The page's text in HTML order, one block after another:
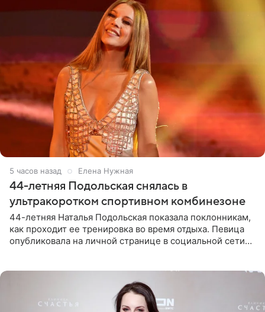
5 часов назад Елена Нужная
44-летняя Подольская снялась в
ультракоротком спортивном комбинезоне
44-летняя Наталья Подольская показала поклонникам,
как проходит ее тренировка во время отдыха. Певица
опубликовала на личной странице в социальной сети